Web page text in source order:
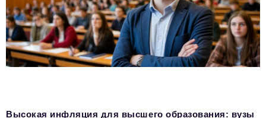
Высокая инфляция для высшего образования: вузы